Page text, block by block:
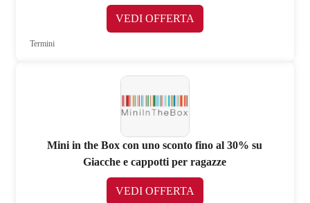
VEDI OFFERTA
Termini
Mini in the Box con uno sconto fino al 30% su
Giacche e cappotti per ragazze
VEDI OFFERTA